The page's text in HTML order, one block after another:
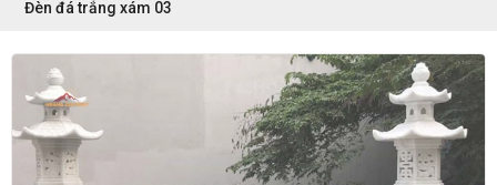
Đèn đá trắng xám 03